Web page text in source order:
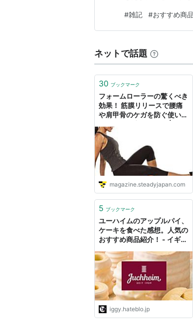
たおすすめ商品 1：
から、いろいろなポ
#雑記 #おすすめ商
ネットで話題
30 ブックマーク
フォームローラーの驚くべき
効果！ 筋膜リリースで腰痛
や肩甲骨のケガを防ぐ使い方
STEADY Magazine
magazine.steadyjapan.com
5 ブックマーク
ユーハイムのアップルパイ、
ケーキを食べた感想。人気の
おすすめ商品紹介！ - イギー
iggy.hateblo.jp